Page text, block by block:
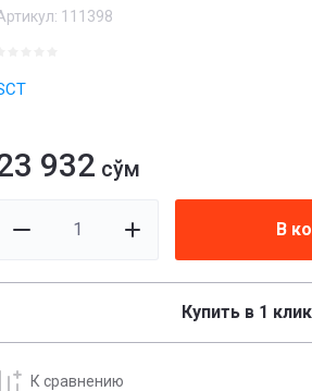
111398
932 сўм
В
Купить в 1 клик
К сравнению